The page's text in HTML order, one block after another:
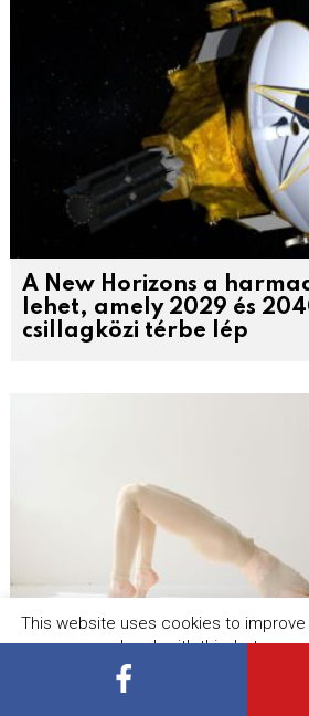
A New Horizons a
lehet, amely 2029 és
csillagközi térbe lép
Csípő forgó fájdalom
This website uses cookies to
assume you're ok with this, but you